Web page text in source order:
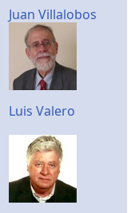
Juan Villalobos
Luis Valero